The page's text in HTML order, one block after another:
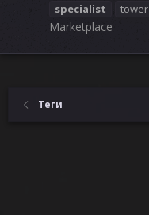
specialist
tower
Marketplace
Теги